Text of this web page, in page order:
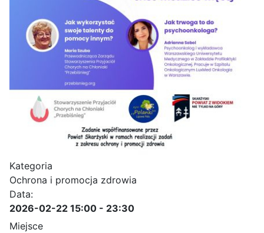
Kategoria
Ochrona i promocja zdrowia
Data:
2026-02-22 15:00 - 23:30
Miejsce